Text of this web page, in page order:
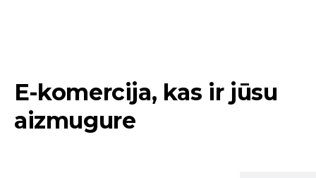
E-komercija, kas ir jūsu
aizmugure